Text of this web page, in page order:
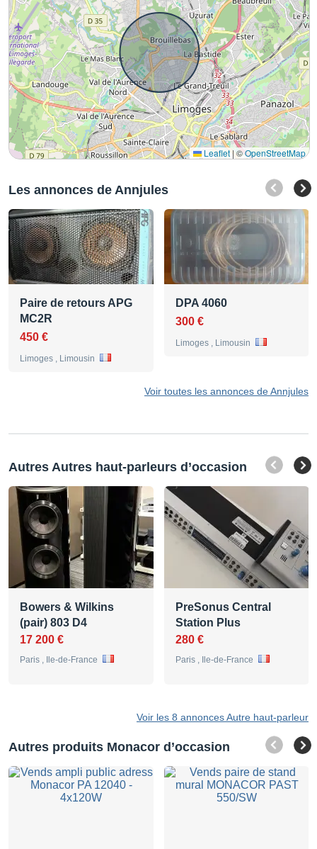
Leaflet|©OpenStreetMap
Les annonces de Annjules
Paire de retours APG
MC2R
450 €
Limoges , Limousin
DPA 4060
300 €
Limoges , Limousin
Voir toutes les annonces de Annjules
Autres Autres haut-parleurs d’occasion
Bowers & Wilkins
(pair) 803 D4
17 200 €
Paris , Ile-de-France
PreSonus Central
Station Plus
280 €
Paris , Ile-de-France
Voir les 8 annonces Autre haut-parleur
Autres produits Monacor d’occasion